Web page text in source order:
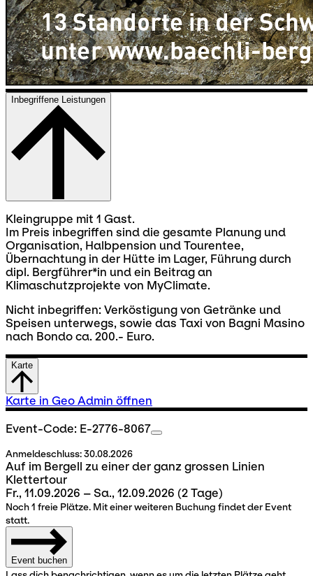
Inbegriffene Leistungen
Kleingruppe mit 1 Gast.
Im Preis inbegriffen sind die gesamte Planung und
Organisation, Halbpension und Tourentee,
Übernachtung in der Hütte im Lager, Führung durch
dipl. Bergführer*in und ein Beitrag an
Klimaschutzprojekte von MyClimate.
Nicht inbegriffen: Verköstigung von Getränke und
Speisen unterwegs, sowie das Taxi von Bagni Masino
nach Bondo ca. 200.- Euro.
Karte
Karte in Geo Admin öffnen
Event-Code: E-2776-8067
Anmeldeschluss:30.08.2026
Auf im Bergell zu einer der ganz grossen Linien
Klettertour
Fr., 11.09.2026 – Sa., 12.09.2026 (2 Tage)
Noch 1 freie Plätze. Mit einer weiteren Buchung findet der Event
statt.
Event buchen